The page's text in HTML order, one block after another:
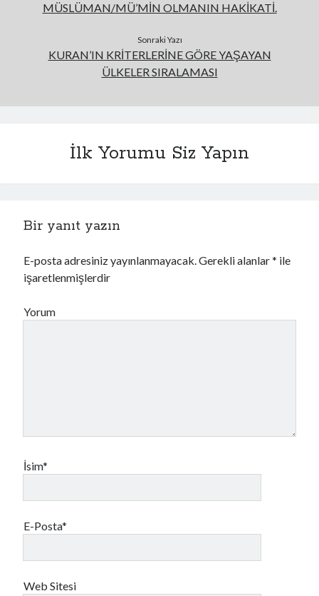
MÜSLÜMAN/MÜ’MİN OLMANIN HAKİKATİ.
Sonraki Yazı
KURAN’IN KRİTERLERİNE GÖRE YAŞAYAN
ÜLKELER SIRALAMASI
İlk Yorumu Siz Yapın
Bir yanıt yazın
E-posta adresiniz yayınlanmayacak.Gerekli alanlar* ile
işaretlenmişlerdir
Yorum
İsim*
E-Posta*
Web Sitesi